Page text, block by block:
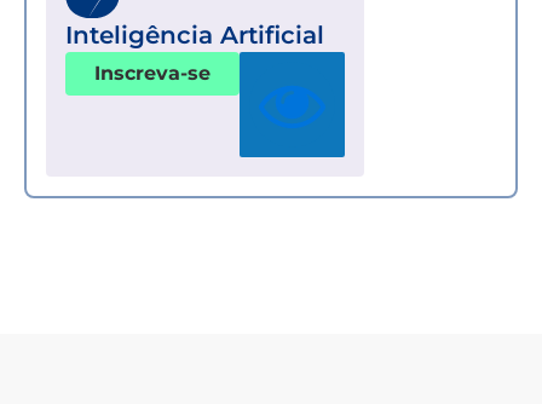
Inteligência Artificial
Inscreva-se